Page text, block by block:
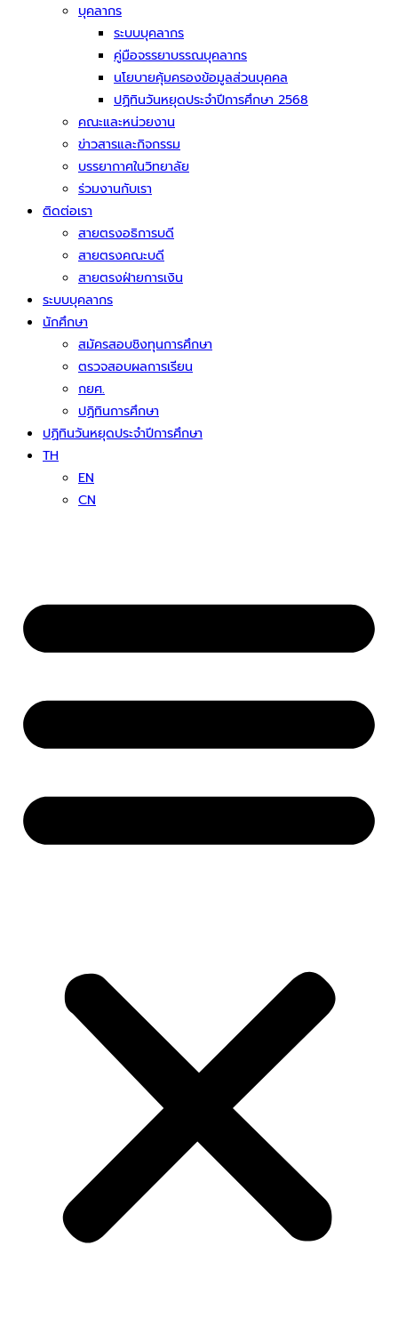
บุคลากร
ระบบบุคลากร
คู่มือจรรยาบรรณบุคลากร
นโยบายคุ้มครองข้อมูลส่วนบุคคล
ปฏิทินวันหยุดประจำปีการศึกษา 2568
คณะและหน่วยงาน
ข่าวสารและกิจกรรม
บรรยากาศในวิทยาลัย
ร่วมงานกับเรา
ติดต่อเรา
สายตรงอธิการบดี
สายตรงคณะบดี
สายตรงฝ่ายการเงิน
ระบบบุคลากร
นักศึกษา
สมัครสอบชิงทุนการศึกษา
ตรวจสอบผลการเรียน
กยศ.
ปฏิทินการศึกษา
ปฏิทินวันหยุดประจำปีการศึกษา
TH
EN
CN